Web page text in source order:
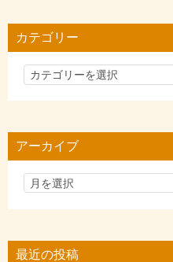
カテゴリー
カ
リ
アーカイブ
最近の投稿